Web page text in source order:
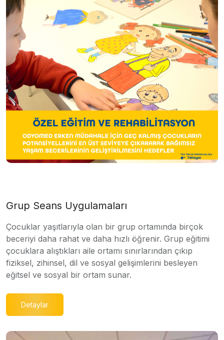
Grup Seans Uygulamaları
Çocuklar yaşıtlarıyla olan bir grup ortamında birçok
beceriyi daha rahat ve daha hızlı öğrenir. Grup eğitimi
çocuklara alıştıkları aile ortamı sınırlarından çıkıp
fiziksel, zihinsel, dil ve sosyal gelişimlerini besleyen
eğitsel ve sosyal bir ortam sunar.
Detaylar